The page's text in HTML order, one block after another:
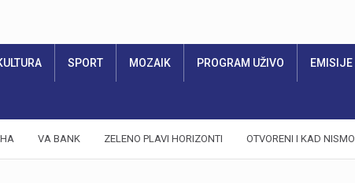
SPORT MOZAIK PROGRAM UŽIVO EMISIJE
VA BANK ZELENO PLAVI HORIZONTI OTVORENI I KAD NISMO